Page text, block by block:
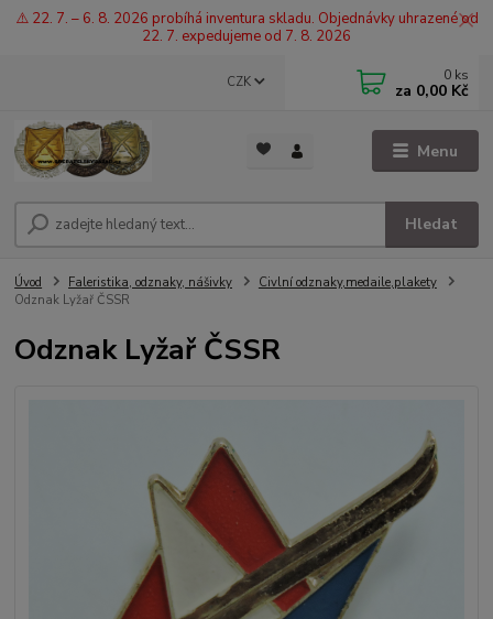
⚠️ 22. 7. – 6. 8. 2026 probíhá inventura skladu. Objednávky uhrazené od
22. 7. expedujeme od 7. 8. 2026
Menu
CZK
Hledat
0 ks
za 0,00 Kč
Úvod Faleristika, odznaky, nášivky
Civlní odznaky,medaile,plakety
Odznak Lyžař ČSSR
Odznak Lyžař ČSSR